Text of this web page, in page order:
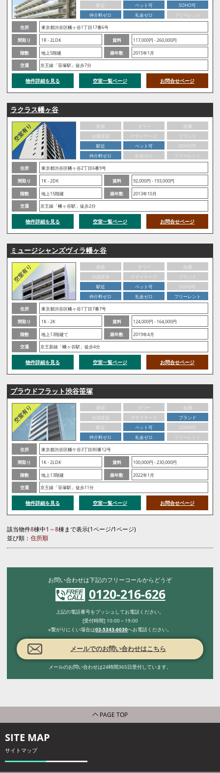
駅近
ペット可
SOHO可
仲介料ゼロ
礼金ゼロ
フリーレント
住所
東京都渋谷区幡ヶ谷1丁目17番6号
間取り
1R - 2LDK 賃料
117,000円 - 260,000円
階数
地上5階建 築年数
2015年1月
交通
京王線「笹塚駅」徒歩7分
物件詳細を見る 空室一覧ページ お問合せページ
ラクラス幡ヶ谷
新築 タワー
低層
分譲賃貸
デザイナーズ
ブランド
駅近
ペット可
SOHO可
仲介料ゼロ
礼金ゼロ
フリーレント
住所
東京都渋谷区幡ヶ谷2丁目6番9号
間取り
1K - 2DK 賃料
92,000円 - 193,000円
階数
地上15階建 築年数
2013年10月
交通
京王線「幡ヶ谷駅」徒歩2分
物件詳細を見る 空室一覧ページ お問合せページ
ミュージシャンズヴィラ幡ヶ谷
新築 タワー
低層
分譲賃貸
デザイナーズ
ブランド
駅近
ペット可
SOHO可
仲介料ゼロ
礼金ゼロ
フリーレント
住所
東京都渋谷区幡ヶ谷1丁目7番7号
間取り
1K - 2K 賃料
124,000円 - 164,000円
階数
地上13階建て 築年数
2019年4月
交通
京王新線「幡ヶ谷駅」徒歩4分
物件詳細を見る 空室一覧ページ お問合せページ
プラウドフラット渋谷笹塚
新築 タワー
低層
分譲賃貸
デザイナーズ
ブランド
駅近
ペット可
SOHO可
仲介料ゼロ
礼金ゼロ
フリーレント
住所
東京都渋谷区幡ケ谷3丁目80番12号
間取り
1K - 2LDK 賃料
100,000円 - 230,000円
階数
地上13階建 築年数
2022年1月
交通
京王線「笹塚駅」徒歩11分
物件詳細を見る 空室一覧ページ お問合せページ
該当物件8棟中1～8棟まで表示(1ページ/1ページ)
並び順： 住所順
お問い合わせは下記のフリーコールからどうぞ
0120-216-626
上記の電話番号をプッシュしてお電話ください。
[受付時間] 10:00～19:00
※繋がりにくい場合は03-5343-6030へお電話ください。
メールでのお問い合わせはこちら
メールのお問い合わせは24時間365日受付しています。
PAGE TOP
SITE MAP
サイトマップ